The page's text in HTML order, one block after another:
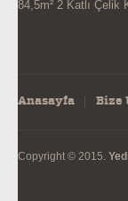
84,5m² 2 Katlı Çelik
Anasayfa Bize
Copyright © 2015.